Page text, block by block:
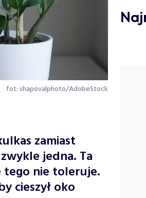
fot: shapovalphoto/AdobeStock
zamiast
jedna. Ta
tego nie toleruje.
cieszył oko